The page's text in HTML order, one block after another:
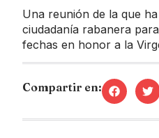
Una reunión de la que
ciudadanía rabanera
fechas en honor a la
Compartir en: